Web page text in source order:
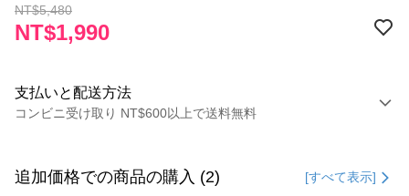
NT$5,480
NT$1,990
支払いと配送方法
コンビニ受け取り NT$600以上で送料無料
クレジットカード1回払い
追加価格での商品の購入 (2) [すべて表示]